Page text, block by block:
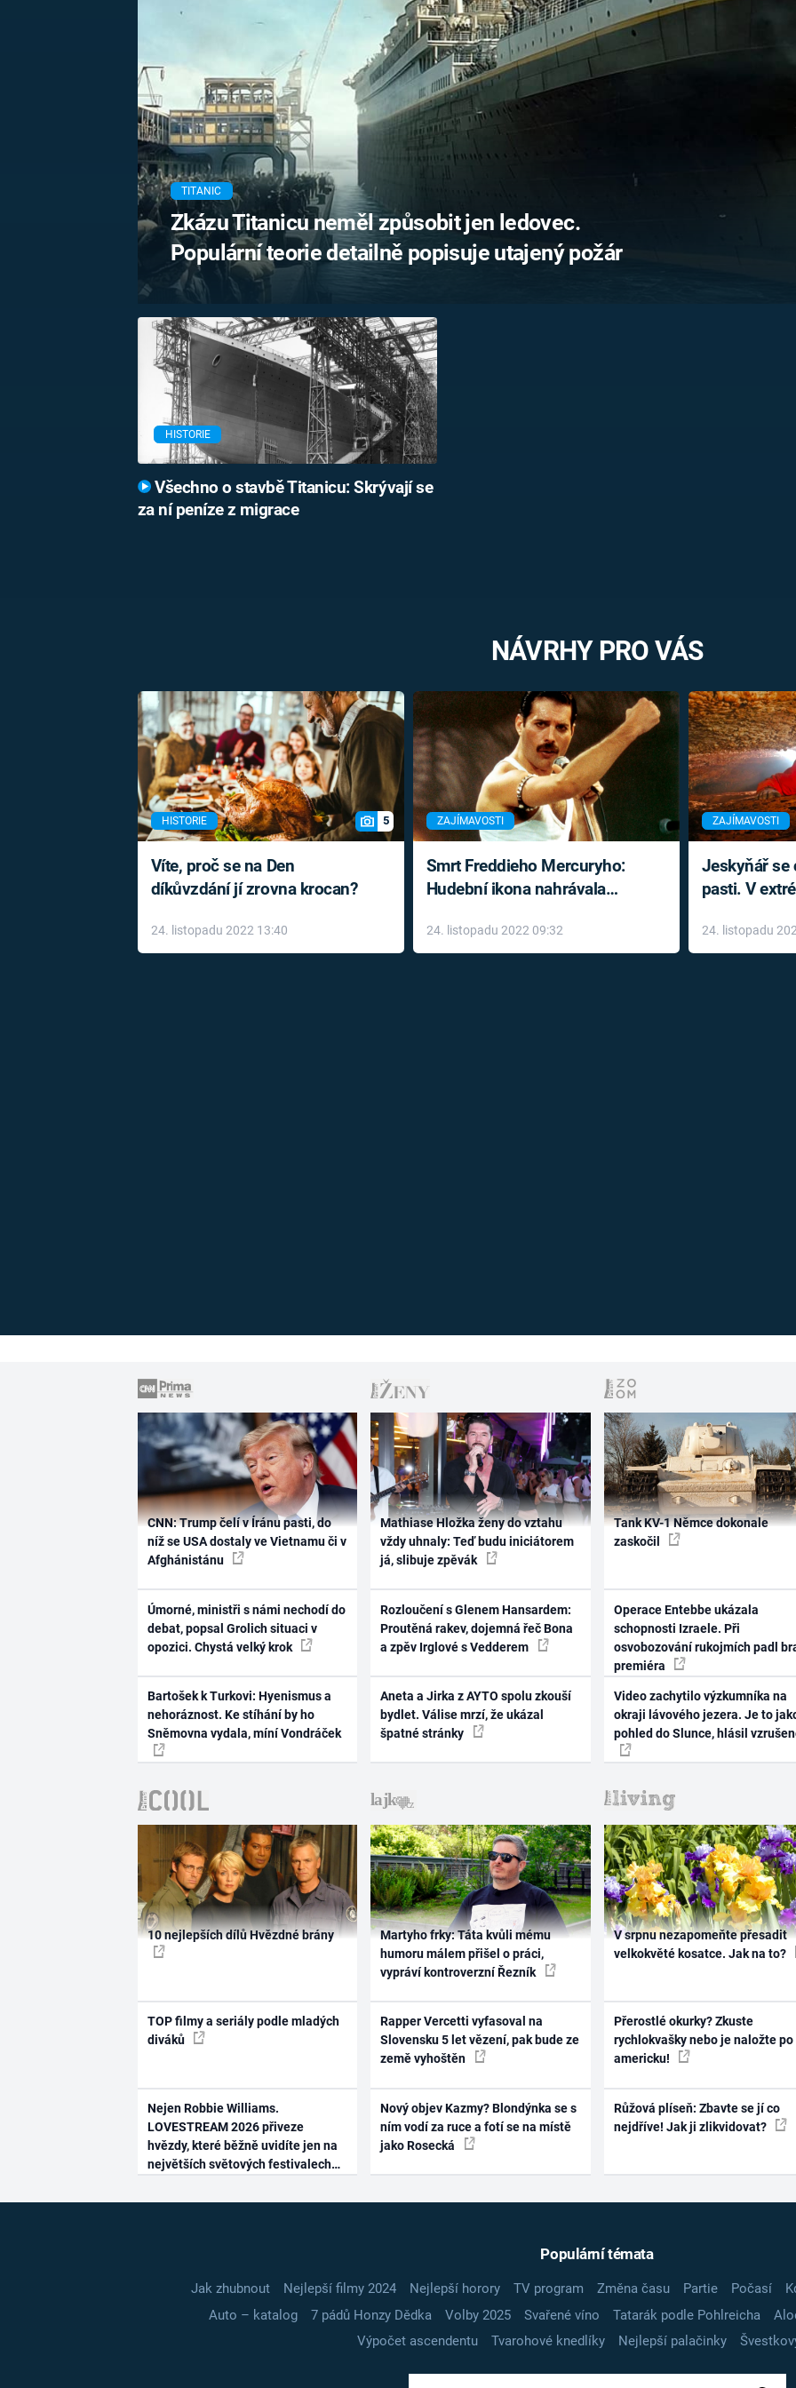
PRVNÍ SVĚTOVÁ
MARIE TEREZIE
BONAPARTE
BRITSKÁ
KRÁLOVSKÁ
RODINA
UFO A
MIMOZEMŠŤANÉ
UTAJENÉ PŘÍBĚHY
ČESKÝCH DĚJIN
HISTORIE
TITANIC
Zkázu Titanicu neměl způsobit jen ledovec.
Populární teorie detailně popisuje utajený požár
HISTORIE
Všechno o stavbě Titanicu: Skrývají se
za ní peníze z migrace
NÁVRHY PRO VÁS
HISTORIE 5
Víte, proč se na Den
díkůvzdání jí zrovna krocan?
24. listopadu 2022 13:40
ZAJÍMAVOSTI
Smrt Freddieho Mercuryho:
Hudební ikona nahrávala
léky
24. listopadu 2022 09:32
ZAJÍMAVOSTI
Jeskyňář se
pasti. V
24. listopadu
CNN: Trump čelí v Íránu pasti, do
níž se USA dostaly ve Vietnamu či v
Afghánistánu
Úmorné, ministři s námi nechodí do
debat, popsal Grolich situaci v
opozici. Chystá velký krok
Bartošek k Turkovi: Hyenismus a
nehoráznost. Ke stíhání by ho
Sněmovna vydala, míní Vondráček
Mathiase Hložka ženy do vztahu
vždy uhnaly: Teď budu iniciátorem
já, slibuje zpěvák
Rozloučení s Glenem Hansardem:
Proutěná rakev, dojemná řeč Bona
a zpěv Irglové s Vedderem
Aneta a Jirka z AYTO spolu zkouší
bydlet. Válise mrzí, že ukázal
špatné stránky
Tank KV-1 Němce dokonale
zaskočil
Operace Entebbe ukázala
schopnosti Izraele. Při
osvobozování rukojmích padl
premiéra
Video zachytilo výzkumníka na
okraji lávového jezera. Je to
pohled do Slunce, hlásil
10 nejlepších dílů Hvězdné brány
TOP filmy a seriály podle mladých
diváků
Nejen Robbie Williams.
LOVESTREAM 2026 přiveze
hvězdy, které běžně uvidíte jen na
největších světových festivalech
Martyho frky: Táta kvůli mému
humoru málem přišel o práci,
vypráví kontroverzní Řezník
Rapper Vercetti vyfasoval na
Slovensku 5 let vězení, pak bude ze
země vyhoštěn
Nový objev Kazmy? Blondýnka se s
ním vodí za ruce a fotí se na místě
jako Rosecká
V srpnu nezapomeňte přesadit
velkokvěté kosatce. Jak na to?
Přerostlé okurky? Zkuste
rychlokvašky nebo je naložte po
americku!
Růžová plíseň: Zbavte se jí co
nejdříve! Jak ji zlikvidovat?
Populární témata
Jak zhubnout Nejlepší filmy 2024 Nejlepší horory TV program Změna času Partie Počasí
Auto – katalog
7 pádů Honzy Dědka Volby 2025 Svařené víno Tatarák podle Pohlreicha
Výpočet ascendentu
Tvarohové knedlíky Nejlepší palačinky